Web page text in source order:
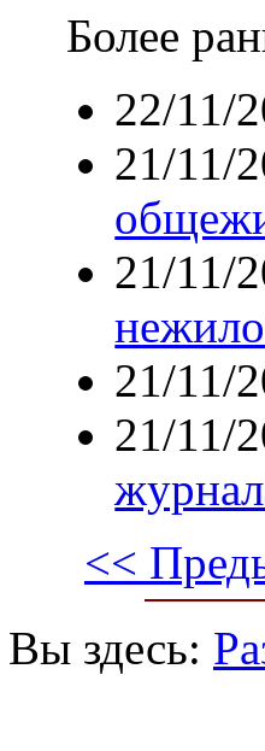
Более
22/11/
21/11/
21/11/
21/11/
21/11/
<<
Вы здесь: